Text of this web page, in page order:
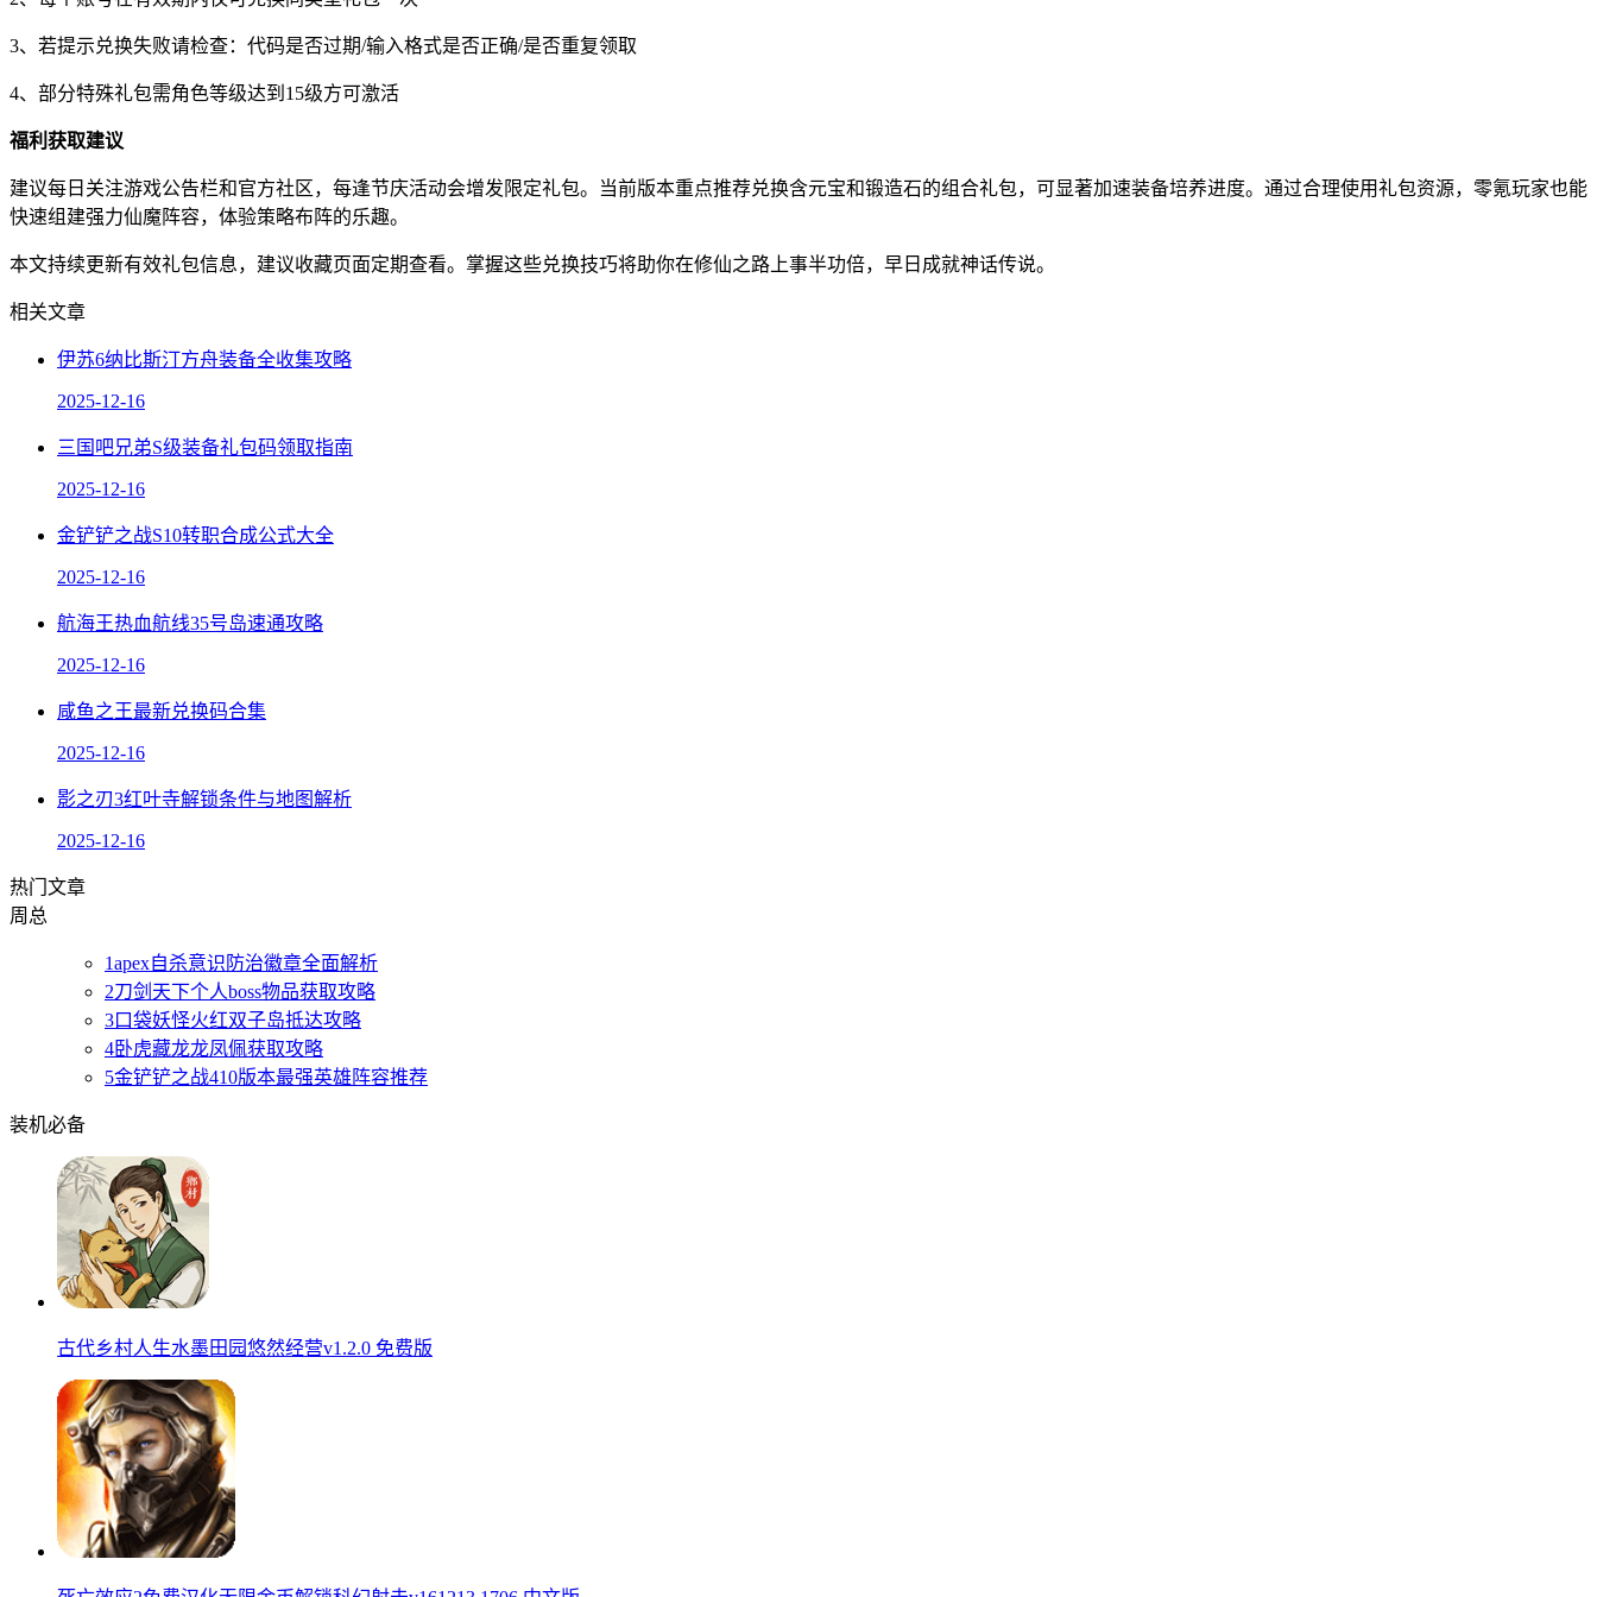
3、若提示兑换失败请检查：代码是否过期/输入格式是否正确/是否重复领取
4、部分特殊礼包需角色等级达到15级方可激活
福利获取建议
建议每日关注游戏公告栏和官方社区，每逢节庆活动会增发限定礼包。当前版本重点推荐兑换含元宝和锻造石的组合礼包，可显著加速装备培养进度。通过合理使用礼包资源，零氪玩家也能
快速组建强力仙魔阵容，体验策略布阵的乐趣。
本文持续更新有效礼包信息，建议收藏页面定期查看。掌握这些兑换技巧将助你在修仙之路上事半功倍，早日成就神话传说。
相关文章
伊苏6纳比斯汀方舟装备全收集攻略
2025-12-16
三国吧兄弟S级装备礼包码领取指南
2025-12-16
金铲铲之战S10转职合成公式大全
2025-12-16
航海王热血航线35号岛速通攻略
2025-12-16
咸鱼之王最新兑换码合集
2025-12-16
影之刃3红叶寺解锁条件与地图解析
2025-12-16
热门文章
周 总
1apex自杀意识防治徽章全面解析
2刀剑天下个人boss物品获取攻略
3口袋妖怪火红双子岛抵达攻略
4卧虎藏龙龙凤佩获取攻略
5金铲铲之战410版本最强英雄阵容推荐
装机必备
古代乡村人生水墨田园悠然经营v1.2.0 免费版